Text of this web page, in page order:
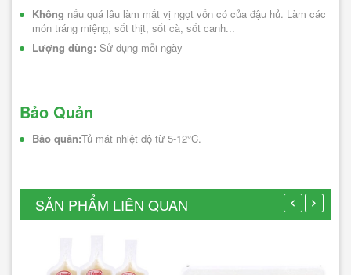
Không nấu quá lâu làm mất vị ngọt vốn có của đậu hủ. Làm các
món tráng miệng, sốt thịt, sốt cà, sốt canh...
Lượng dùng: Sử dụng mỗi ngày
Bảo Quản
Bảo quản:Tủ mát nhiệt độ từ 5-12°C.
SẢN PHẨM LIÊN QUAN